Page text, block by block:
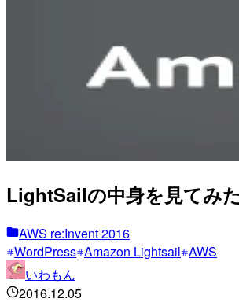
LightSailの中身を見てみた
AWS re:Invent 2016
WordPress Amazon Lightsail AWS
いわもん
2016.12.05